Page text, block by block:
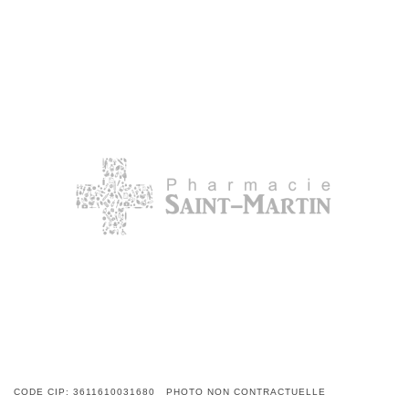
CODE CIP: 3611610031680 PHOTO NON CONTRACTUELLE